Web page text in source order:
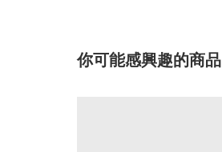
你可能感興趣的商品